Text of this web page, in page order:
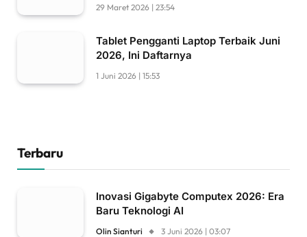
29 Maret 2026 | 23:54
Tablet Pengganti Laptop Terbaik Juni
2026, Ini Daftarnya
1 Juni 2026 | 15:53
Terbaru
Inovasi Gigabyte Computex 2026: Era
Baru Teknologi AI
Olin Sianturi 3 Juni 2026 | 03:07